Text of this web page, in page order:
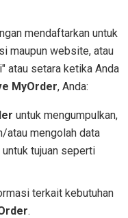
mendaftarkan untuk
maupun website, atau
atau setara ketika Anda
MyOrder, Anda:
untuk mengumpulkan,
atau mengolah data
tujuan seperti
terkait kebutuhan
.